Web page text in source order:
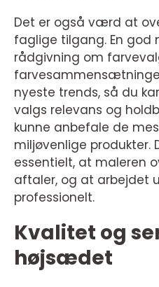
Det er også værd at
faglige tilgang. En god
rådgivning om
nyeste trends, så du
valgs relevans og
kunne anbefale de
miljøvenlige produkter.
essentielt, at maleren
aftaler, og at arbejdet
professionelt.
Kvalitet og
højsædet